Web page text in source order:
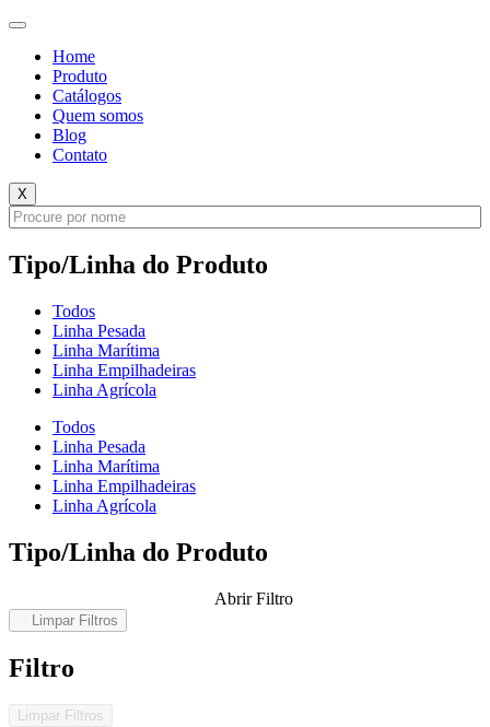
Home
Produto
Catálogos
Quem somos
Blog
Contato
X
Tipo/Linha do Produto
Todos
Linha Pesada
Linha Marítima
Linha Empilhadeiras
Linha Agrícola
Todos
Linha Pesada
Linha Marítima
Linha Empilhadeiras
Linha Agrícola
Tipo/Linha do Produto
Abrir Filtro
Limpar Filtros
Filtro
Limpar Filtros